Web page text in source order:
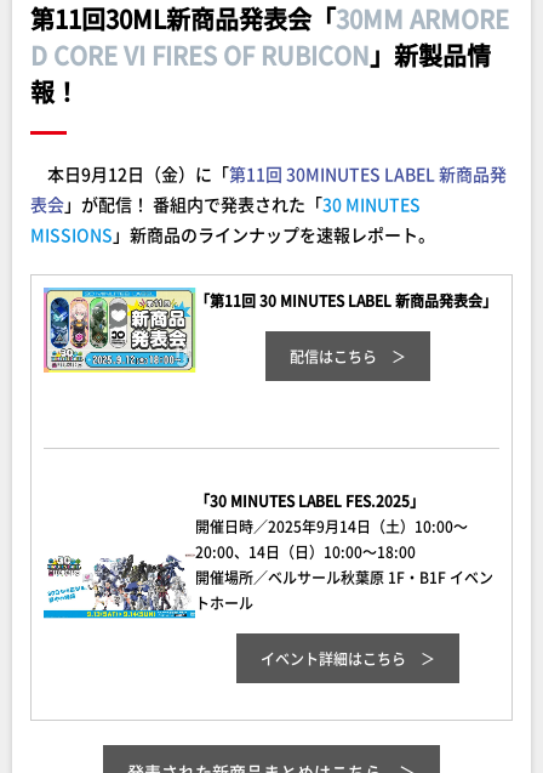
第11回30ML新商品発表会「30MM ARMORE
D CORE VI FIRES OF RUBICON」新製品情
報！
本日9月12日（金）に「第11回 30MINUTES LABEL 新商品発
表会」が配信！ 番組内で発表された「30 MINUTES
MISSIONS 」新商品のラインナップを速報レポート。
「第11回 30 MINUTES LABEL 新商品発表会」
配信はこちら
「30 MINUTES LABEL FES.2025」
開催日時／2025年9月14日（土）10:00～
20:00、14日（日）10:00～18:00
開催場所／ベルサール秋葉原 1F・B1F イベン
トホール
イベント詳細はこちら